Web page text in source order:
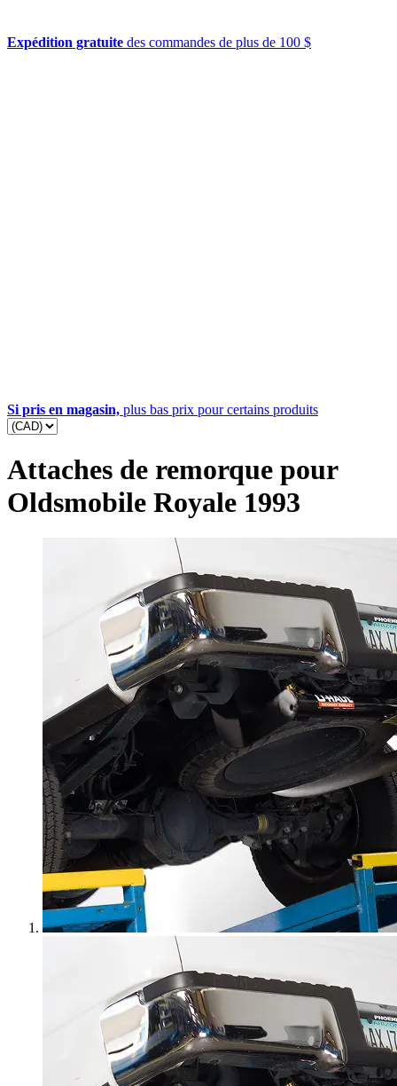
Expédition gratuite des commandes de plus de 100 $
Si pris en magasin, plus bas prix pour certains produits
Attaches de remorque pour
Oldsmobile Royale 1993